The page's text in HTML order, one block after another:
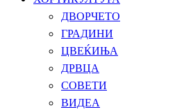
ДВОРЧЕТО
ГРАДИНИ
ЦВЕЌИЊА
ДРВЦА
СОВЕТИ
ВИДЕА